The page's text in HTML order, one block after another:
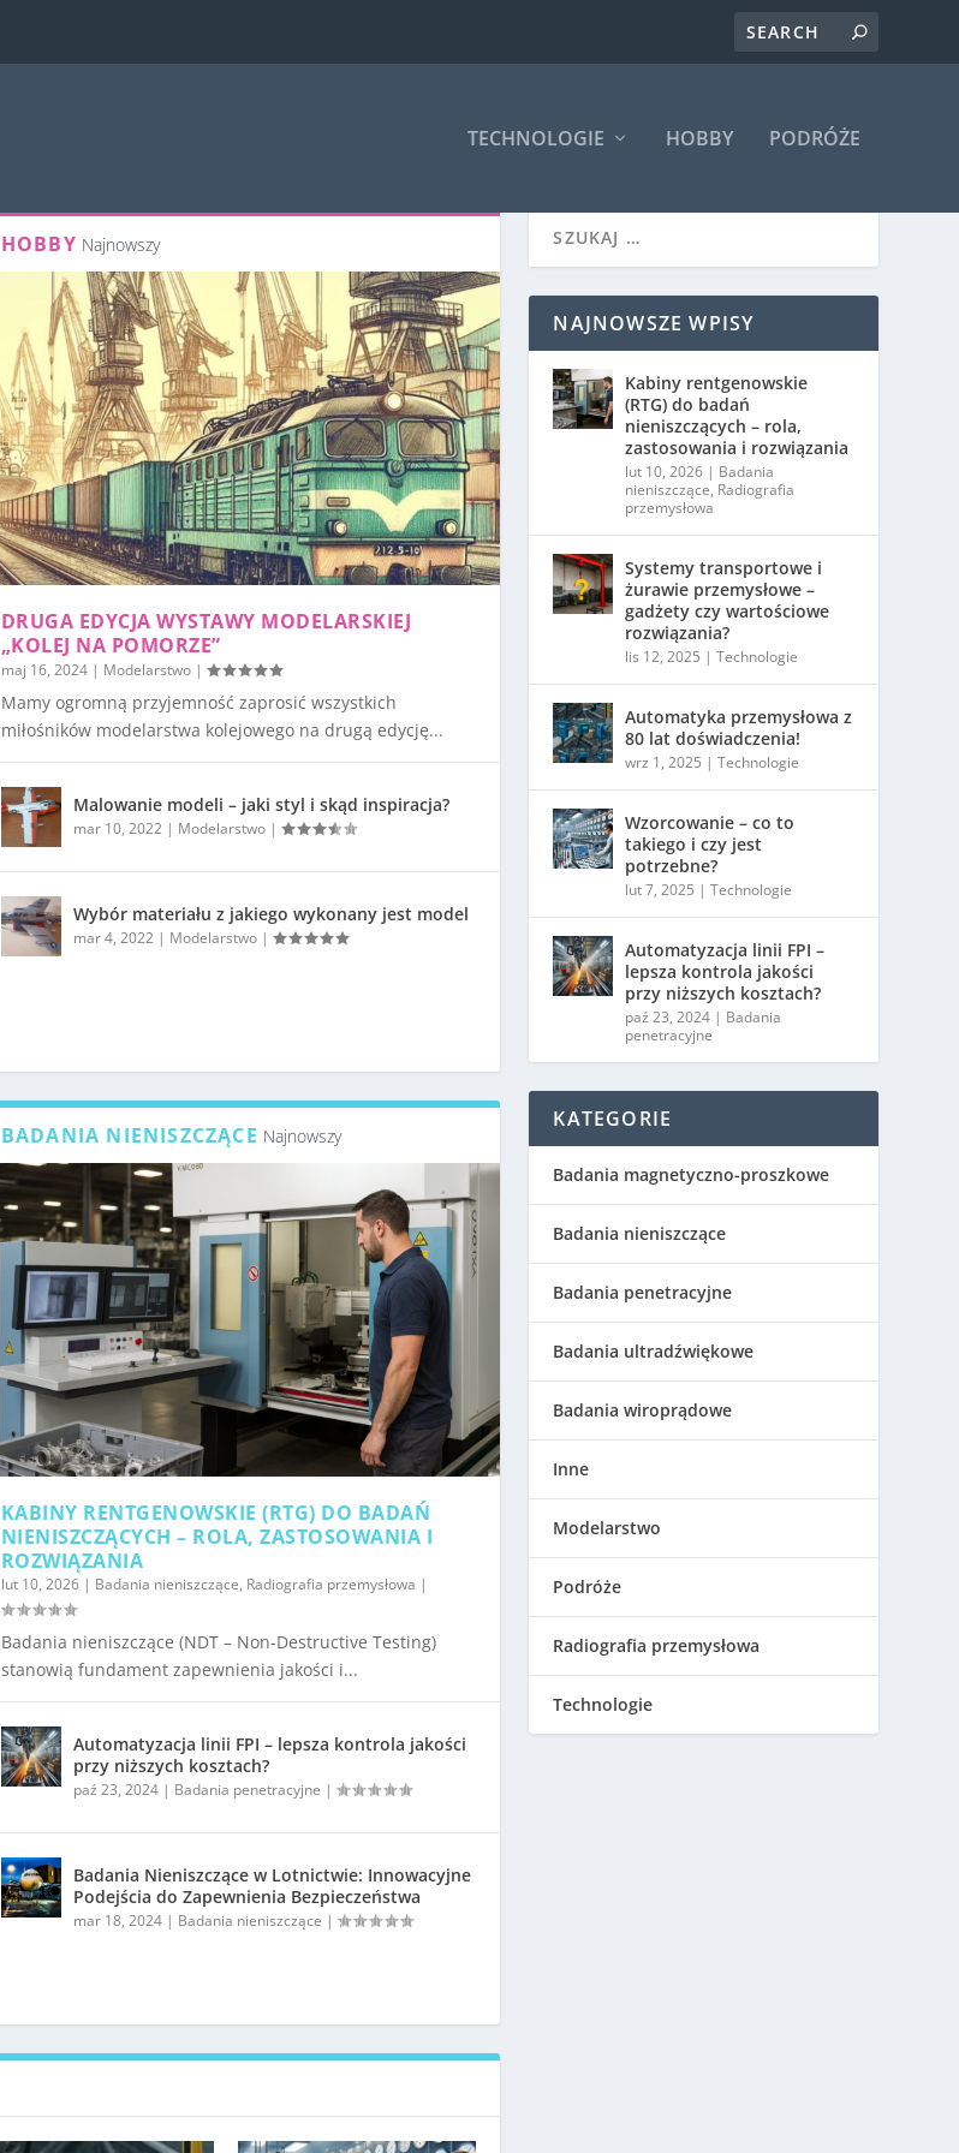
TECHNOLOGIE HOBBY PODRÓŻE
HOBBY Najnowszy
DRUGA EDYCJA WYSTAWY MODELARSKIEJ
„KOLEJ NA POMORZE”
maj 16, 2024| Modelarstwo|
Mamy ogromną przyjemność zaprosić wszystkich
miłośników modelarstwa kolejowego na drugą edycję...
Malowanie modeli – jaki styl i skąd inspiracja?
mar 10, 2022 | Modelarstwo|
Wybór materiału z jakiego wykonany jest model
mar 4, 2022 | Modelarstwo|
BADANIA NIENISZCZĄCE Najnowszy
KABINY RENTGENOWSKIE (RTG) DO BADAŃ
NIENISZCZĄCYCH – ROLA, ZASTOSOWANIA I
ROZWIĄZANIA
lut 10, 2026| Badania nieniszczące, Radiografia przemysłowa |
Badania nieniszczące (NDT – Non-Destructive Testing)
stanowią fundament zapewnienia jakości i...
Automatyzacja linii FPI – lepsza kontrola jakości
przy niższych kosztach?
paź 23, 2024| Badania penetracyjne |
Badania Nieniszczące w Lotnictwie: Innowacyjne
Podejścia do Zapewnienia Bezpieczeństwa
mar 18, 2024| Badania nieniszczące |
NAJNOWSZE WPISY
Kabiny rentgenowskie
(RTG) do badań
nieniszczących – rola,
zastosowania i rozwiązania
lut 10, 2026 | Badania
nieniszczące, Radiografia
przemysłowa
Systemy transportowe i
żurawie przemysłowe –
gadżety czy wartościowe
rozwiązania?
lis 12, 2025 |Technologie
Automatyka przemysłowa z
80 lat doświadczenia!
wrz 1, 2025 |Technologie
Wzorcowanie – co to
takiego i czy jest
potrzebne?
lut 7, 2025 |Technologie
Automatyzacja linii FPI –
lepsza kontrola jakości
przy niższych kosztach?
paź 23, 2024 | Badania
penetracyjne
KATEGORIE
Badania magnetyczno-proszkowe
Badania nieniszczące
Badania penetracyjne
Badania ultradźwiękowe
Badania wiroprądowe
Inne
Modelarstwo
Podróże
Radiografia przemysłowa
Technologie